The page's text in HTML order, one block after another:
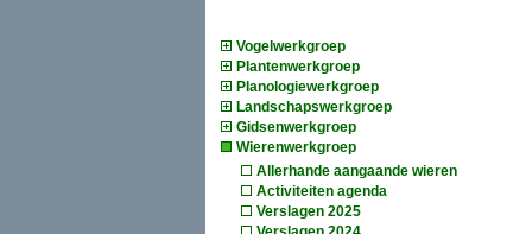
Vogelwerkgroep
Plantenwerkgroep
Planologiewerkgroep
Landschapswerkgroep
Gidsenwerkgroep
Wierenwerkgroep
Allerhande aangaande wieren
Activiteiten agenda
Verslagen 2025